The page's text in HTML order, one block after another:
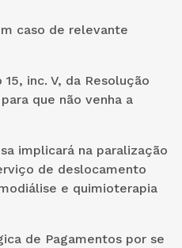
caso de relevante
inc. V, da Resolução
que não venha a
implicará na paralização
de deslocamento
e quimioterapia
de Pagamentos por se